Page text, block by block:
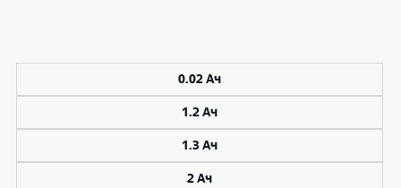
0.02 Ач
1.2 Ач
1.3 Ач
2 Ач